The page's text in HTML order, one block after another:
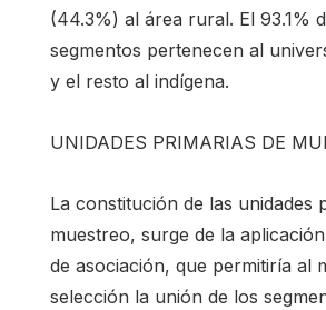
(44.3%) al área rural. El 93.1%
segmentos pertenecen al
y el resto al indígena.
UNIDADES PRIMARIAS DE
La constitución de las unidades
muestreo, surge de la
de asociación, que permitiría al
selección la unión de los